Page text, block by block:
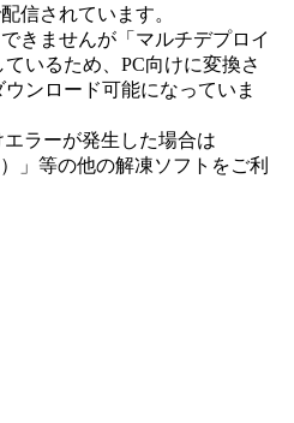
信されています。
きませんが「マルチデプロイ
いるため、PC向けに変換さ
ンロード可能になっていま
ラーが発生した場合は
」等の他の解凍ソフトをご利